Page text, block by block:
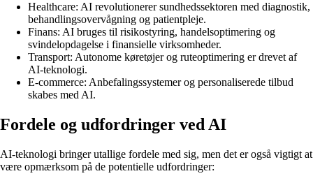
Healthcare: AI revolutionerer sundhedssektoren med diagnostik,
behandlingsovervågning og patientpleje.
Finans: AI bruges til risikostyring, handelsoptimering og
svindelopdagelse i finansielle virksomheder.
Transport: Autonome køretøjer og ruteoptimering er drevet af
AI-teknologi.
E-commerce: Anbefalingssystemer og personaliserede tilbud
skabes med AI.
Fordele og udfordringer ved AI
AI-teknologi bringer utallige fordele med sig, men det er også vigtigt at
være opmærksom på de potentielle udfordringer: